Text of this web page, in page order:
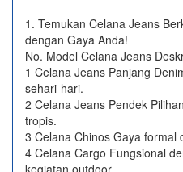
1. Temukan Celana Jeans
dengan Gaya Anda!
No. Model Celana Jeans
1 Celana Jeans Panjang
sehari-hari.
2 Celana Jeans Pendek
tropis.
3 Celana Chinos Gaya formal
4 Celana Cargo Fungsional
kegiatan outdoor.